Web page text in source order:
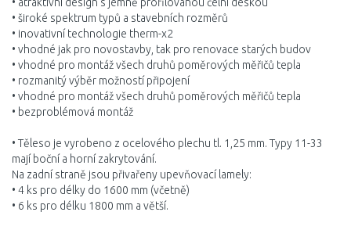
• široké spektrum typů a stavebních rozměrů
• inovativní technologie therm-x2
• vhodné jak pro novostavby, tak pro renovace starých budov
• vhodné pro montáž všech druhů poměrových měřičů tepla
• rozmanitý výběr možností připojení
• vhodné pro montáž všech druhů poměrových měřičů tepla
• bezproblémová montáž
• Těleso je vyrobeno z ocelového plechu tl. 1,25 mm. Typy 11-33
mají boční a horní zakrytování.
Na zadní straně jsou přivařeny upevňovací lamely:
• 4 ks pro délky do 1600 mm (včetně)
• 6 ks pro délku 1800 mm a větší.